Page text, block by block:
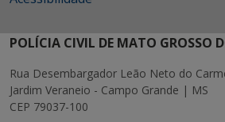
POLÍCIA CIVIL DE MATO GROSSO
Rua Desembargador Leão Neto do
Jardim Veraneio - Campo Grande | MS
CEP 79037-100